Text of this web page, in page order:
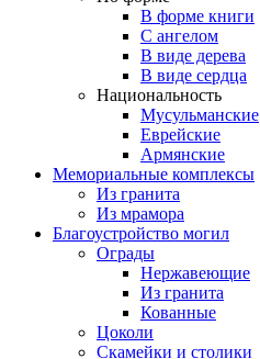
В форме книги
С ангелом
В виде дерева
В виде сердца
Национальность
Мусульманские
Еврейские
Армянские
Мемориальные комплексы
Из гранита
Из мрамора
Благоустройство могил
Ограды
Нержавеющие
Из гранита
Кованные
Цоколи
Скамейки и столики